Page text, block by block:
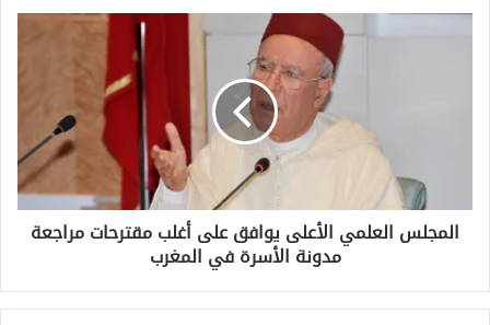
ا
ج
ع
ع
ا
المجلس العلمي الأعلى يوافق على أغلب مقترحات مراجعة
مدونة الأسرة في المغرب